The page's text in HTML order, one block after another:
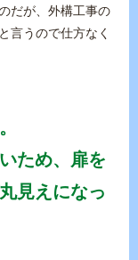
だが、外構工事の
言うので仕方なく
ため、扉を
見えになっ